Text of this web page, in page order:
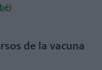
)
de la vacuna